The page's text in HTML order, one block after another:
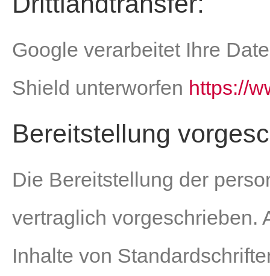
Google verarbeitet Ihre
Shield unterworfen https://
Bereitstellung
Die Bereitstellung der
vertraglich vorgeschrieben.
Inhalte von